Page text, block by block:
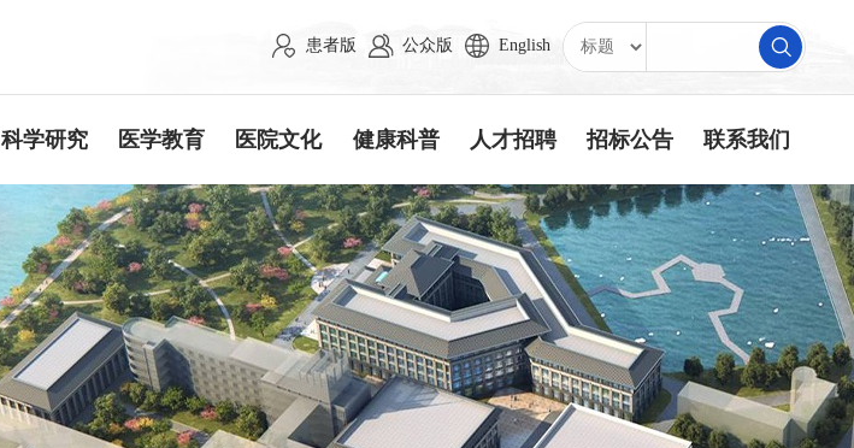
患者版 公众版 English
科学研究 医学教育 医院文化 健康科普 人才招聘 招标公告 联系我们